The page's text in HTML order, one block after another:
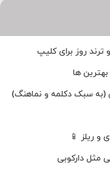
روز برای کلیپ
ها
(به سبک دکلمه و نماهنگ)
و ریلز 📱
مثل دارکوبی